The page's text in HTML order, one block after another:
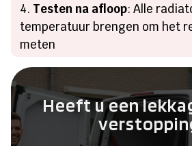
Testen na afloop: Alle
temperatuur brengen om het
meten
Heeft u een